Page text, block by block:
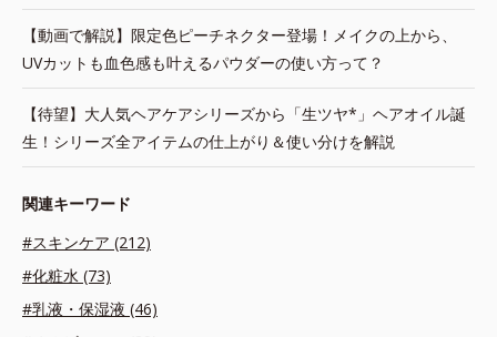
【動画で解説】限定色ピーチネクター登場！メイクの上から、
UVカットも血色感も叶えるパウダーの使い方って？
【待望】大人気ヘアケアシリーズから「生ツヤ*」ヘアオイル誕
生！シリーズ全アイテムの仕上がり＆使い分けを解説
関連キーワード
#スキンケア (212)
#化粧水 (73)
#乳液・保湿液 (46)